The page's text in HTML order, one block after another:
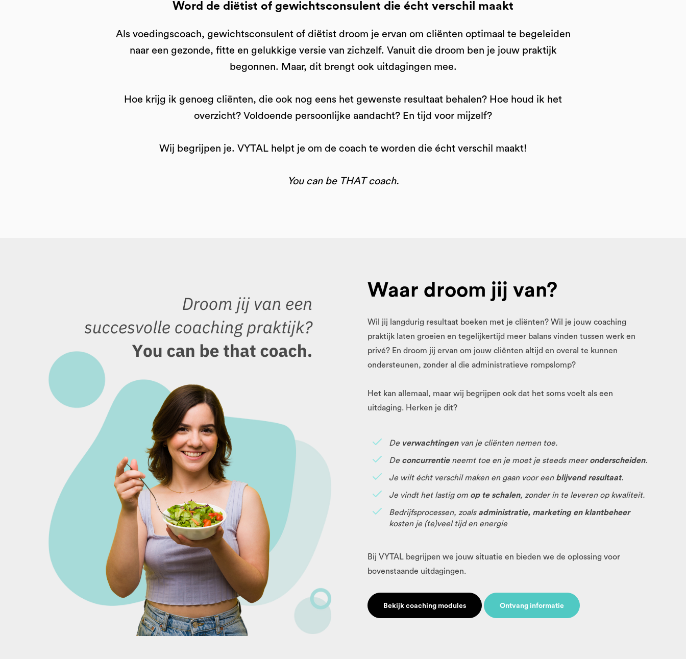
Word de diëtist of gewichtsconsulent die écht verschil maakt
Als voedingscoach, gewichtsconsulent of diëtist droom je ervan om cliënten optimaal te begeleiden
naar een gezonde, fitte en gelukkige versie van zichzelf. Vanuit die droom ben je jouw praktijk
begonnen. Maar, dit brengt ook uitdagingen mee.
Hoe krijg ik genoeg cliënten, die ook nog eens het gewenste resultaat behalen? Hoe houd ik het
overzicht? Voldoende persoonlijke aandacht? En tijd voor mijzelf?
Wij begrijpen je. VYTAL helpt je om de coach te worden die écht verschil maakt!
You can be THAT coach.
Waar droom jij van?
Wil jij langdurig resultaat boeken met je cliënten? Wil je jouw coaching
praktijk laten groeien en tegelijkertijd meer balans vinden tussen werk en
privé? En droom jij ervan om jouw cliënten altijd en overal te kunnen
ondersteunen, zonder al die administratieve rompslomp?
Het kan allemaal, maar wij begrijpen ook dat het soms voelt als een
uitdaging. Herken je dit?
De verwachtingenvan je cliënten nemen toe.
De concurrentieneemt toe en je moet je steeds meeronderscheiden.
Je wilt écht verschil maken en gaan voor een blijvend resultaat.
Je vindt het lastig om op te schalen, zonder in te leveren op kwaliteit.
Bedrijfsprocessen, zoals administratie, marketing en klantbeheer
kosten je (te)veel tijd en energie
Bij VYTAL begrijpen we jouw situatie en bieden we de oplossing voor
bovenstaande uitdagingen.
Bekijk coaching modules Ontvang informatie